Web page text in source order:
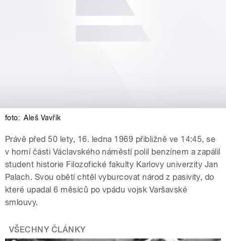
foto: Aleš Vavřík
Právě před 50 lety, 16. ledna 1969 přibližně ve 14:45, se
v horní části Václavského náměstí polil benzínem a zapálil
student historie Filozofické fakulty Karlovy univerzity Jan
Palach. Svou obětí chtěl vyburcovat národ z pasivity, do
které upadal 6 měsíců po vpádu vojsk Varšavské
smlouvy.
VŠECHNY ČLÁNKY